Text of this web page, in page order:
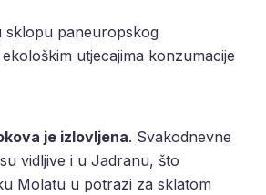
sklopu paneuropskog
utjecajima konzumacije
je izlovljena. Svakodnevne
vidljive i u Jadranu, što
Molatu u potrazi za sklatom